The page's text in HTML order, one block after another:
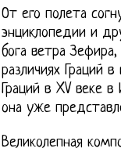
От его полета
энциклопедии и
бога ветра
различиях Граций
Граций в XV веке
она уже
Великолепная